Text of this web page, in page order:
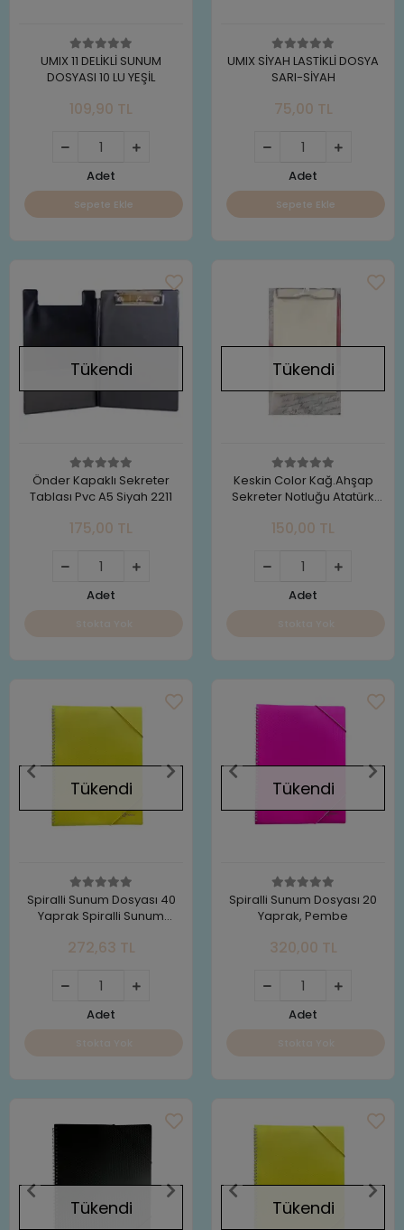
UMIX 11 DELİKLİ SUNUM
DOSYASI 10 LU YEŞİL
109,90 TL
Adet
Sepete Ekle
UMIX SİYAH LASTİKLİ DOSYA
SARI-SİYAH
75,00 TL
Adet
Sepete Ekle
Tükendi
Önder Kapaklı Sekreter
Tablası Pvc A5 Siyah 2211
175,00 TL
Adet
Tükendi
Keskin Color Kağ.Ahşap
Sekreter Notluğu Atatürk
le
150,00 TL
Adet
Tükendi
Spiralli Sunum Dosyası 40
Yaprak Spiralli Sunum
272,63 TL
Adet
Tükendi
Spiralli Sunum Dosyası 20
Yaprak, Pembe
320,00 TL
Adet
Tükendi Tükendi